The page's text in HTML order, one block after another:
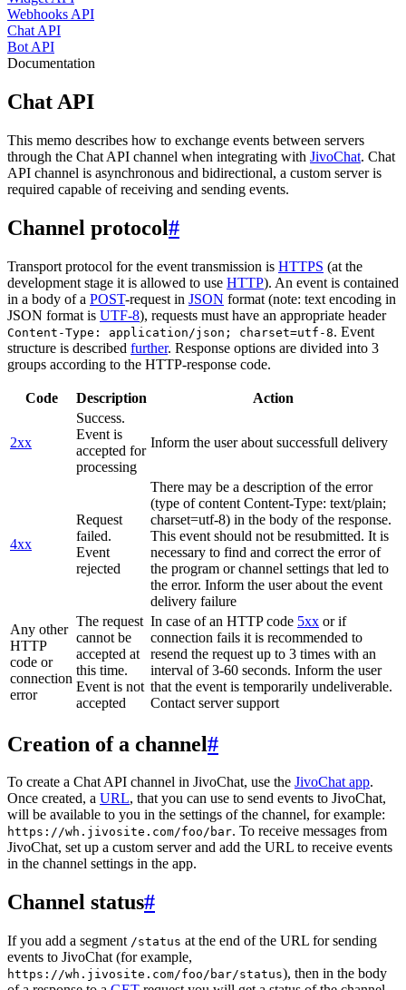
Webhooks API
Chat API
Bot API
Documentation
Chat API
This memo describes how to exchange events between servers
through the Chat API channel when integrating with JivoChat. Chat
API channel is asynchronous and bidirectional, a custom server is
required capable of receiving and sending events.
Channel protocol#
Transport protocol for the event transmission is HTTPS (at the
development stage it is allowed to use HTTP). An event is contained
in a body of a POST-request in JSON format (note: text encoding in
JSON format is UTF-8), requests must have an appropriate header
Content-Type: application/json; charset=utf-8. Event
structure is described further. Response options are divided into 3
groups according to the HTTP-response code.
Code Description Action
2xx
Success.
Event is
accepted for
processing
Inform the user about successfull delivery
4xx
Request
failed.
Event
rejected
There may be a description of the error
(type of content Content-Type: text/plain;
charset=utf-8) in the body of the response.
This event should not be resubmitted. It is
necessary to find and correct the error of
the program or channel settings that led to
the error. Inform the user about the event
delivery failure
Any other
HTTP
code or
connection
error
The request
cannot be
accepted at
this time.
Event is not
accepted
In case of an HTTP code 5xx or if
connection fails it is recommended to
resend the request up to 3 times with an
interval of 3-60 seconds. Inform the user
that the event is temporarily undeliverable.
Contact server support
Creation of a channel#
To create a Chat API channel in JivoChat, use the JivoChat app.
Once created, a URL, that you can use to send events to JivoChat,
will be available to you in the settings of the channel, for example:
https://wh.jivosite.com/foo/bar. To receive messages from
JivoChat, set up a custom server and add the URL to receive events
in the channel settings in the app.
Channel status#
If you add a segment /status at the end of the URL for sending
events to JivoChat (for example,
https://wh.jivosite.com/foo/bar/status), then in the body